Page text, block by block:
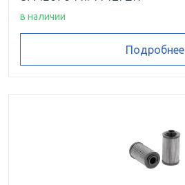
в наличии
Подробнее